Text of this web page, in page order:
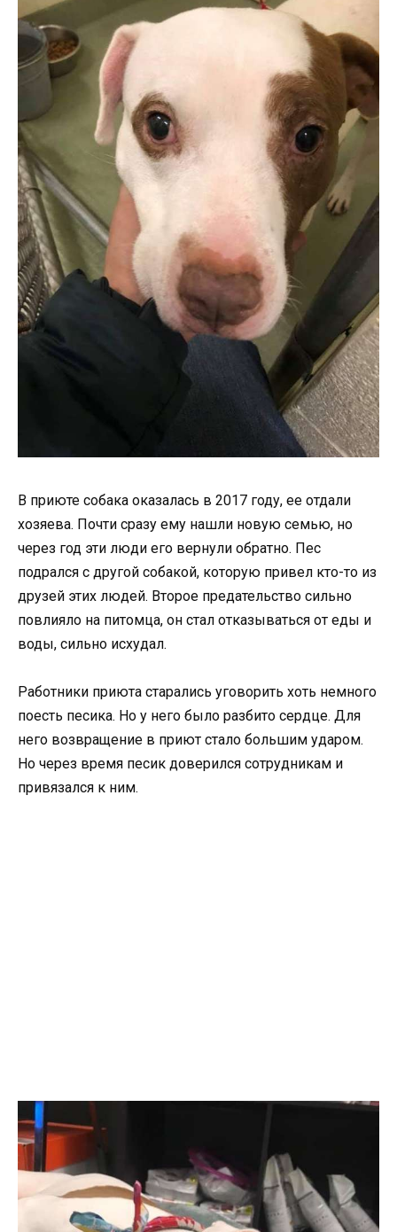
В приюте собака оказалась в 2017 году, ее отдали
хозяева. Почти сразу ему нашли новую семью, но
через год эти люди его вернули обратно. Пес
подрался с другой собакой, которую привел кто-то из
друзей этих людей. Второе предательство сильно
повлияло на питомца, он стал отказываться от еды и
воды, сильно исхудал.
Работники приюта старались уговорить хоть немного
поесть песика. Но у него было разбито сердце. Для
него возвращение в приют стало большим ударом.
Но через время песик доверился сотрудникам и
привязался к ним.